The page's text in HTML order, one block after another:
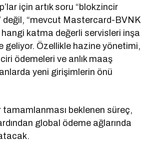
için artık soru “blokzincir
değil, “mevcut Mastercard-BVNK
hangi katma değerli servisleri inşa
geliyor. Özellikle hazine yönetimi,
ödemeleri ve anlık maaş
yeni girişimlerin önü
tamamlanması beklenen süreç,
global ödeme ağlarında